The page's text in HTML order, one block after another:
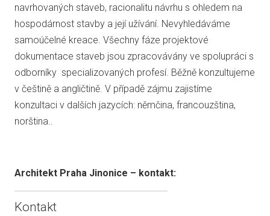
navrhovaných staveb, racionalitu návrhu s ohledem na
hospodárnost stavby a její užívání. Nevyhledáváme
samoúčelné kreace. Všechny fáze projektové
dokumentace staveb jsou zpracovávány ve spolupráci s
odborníky specializovaných profesí. Běžně konzultujeme
v češtině a angličtině. V případě zájmu zajistíme
konzultaci v dalších jazycích: němčina, francouzština,
norština..
Architekt Praha Jinonice – kontakt:
Kontakt